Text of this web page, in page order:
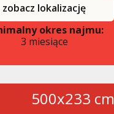
zobacz lokalizację
okres najmu:
3 miesiące
500x233 cm